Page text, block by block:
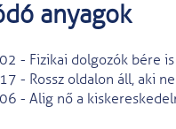
anyagok
- Fizikai dolgozók bére
- Rossz oldalon áll, aki
- Alig nő a